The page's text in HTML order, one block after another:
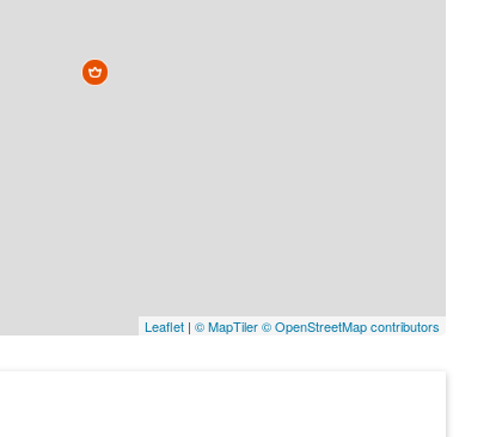
Leaflet | © MapTiler© OpenStreetMap contributors